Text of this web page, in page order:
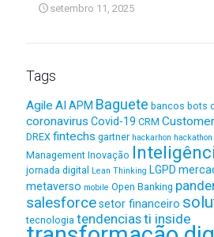
setembro 11, 2025
Tags
Agile AIAPM Baguete bancos bots
coronavirus Covid-19 CRM
DREX fintechs gartner hackarhon hackathon
Management Inovação
jornada digital Lean Thinking LGPD
metaverso mobile Open Banking
salesforcesetor financeiro
tecnologia tendenciasti inside